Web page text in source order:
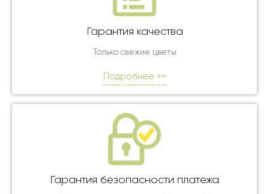
Гарантия качества
Только свежие цветы
Подробнее >>
Гарантия безопасности платежа